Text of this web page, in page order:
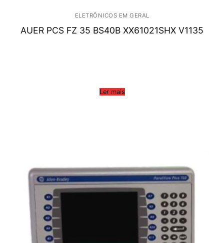
ELETRÔNICOS EM GERAL
AUER PCS FZ 35 BS40B XX61021SHX V1135
Ler mais